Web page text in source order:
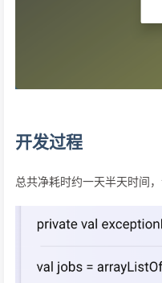
开发过程
总共净耗时约一天半天时间